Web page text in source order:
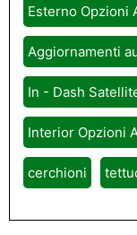
Esterno Opzioni
Aggiornamenti
In - Dash
Interior Opzioni
cerchioni